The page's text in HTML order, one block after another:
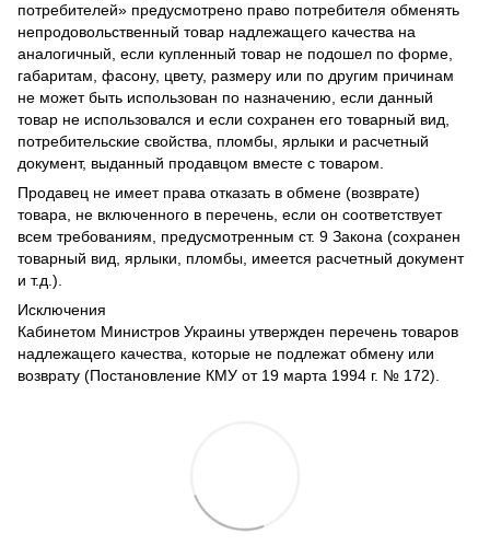
потребителей» предусмотрено право потребителя обменять
непродовольственный товар надлежащего качества на
аналогичный, если купленный товар не подошел по форме,
габаритам, фасону, цвету, размеру или по другим причинам
не может быть использован по назначению, если данный
товар не использовался и если сохранен его товарный вид,
потребительские свойства, пломбы, ярлыки и расчетный
документ, выданный продавцом вместе с товаром.
Продавец не имеет права отказать в обмене (возврате)
товара, не включенного в перечень, если он соответствует
всем требованиям, предусмотренным ст. 9 Закона (сохранен
товарный вид, ярлыки, пломбы, имеется расчетный документ
и т.д.).
Исключения
Кабинетом Министров Украины утвержден перечень товаров
надлежащего качества, которые не подлежат обмену или
возврату (Постановление КМУ от 19 марта 1994 г. № 172).